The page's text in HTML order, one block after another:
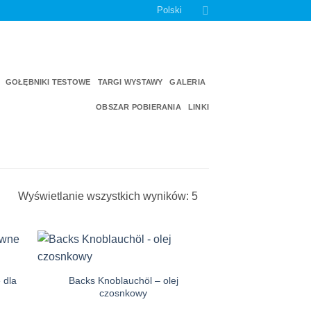
Polski
GOŁĘBNIKI TESTOWE TARGI WYSTAWY GALERIA
OBSZAR POBIERANIA LINKI
Wyświetlanie wszystkich wyników: 5
dla
Einkaufsliste
Backs Knoblauchöl – olej
czosnkowy